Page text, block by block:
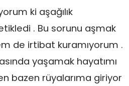
ki aşağılık
. Bu sorunu aşmak
de irtibat kuramıyorum .
yaşamak hayatımı
bazen rüyalarıma giriyor